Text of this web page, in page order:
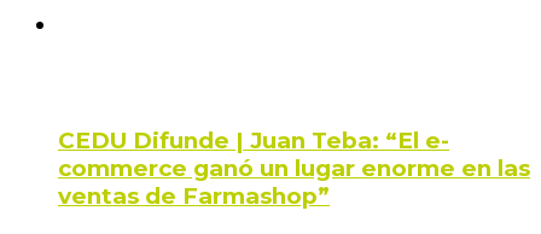
CEDU Difunde | Juan Teba: “El e-
commerce ganó un lugar enorme en las
ventas de Farmashop”